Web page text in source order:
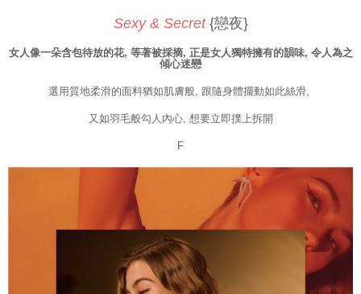
ロテクションズ（以下 AFTEE という）が提供し、AFTEEが代金を徴収し
の氏名、電話番号、受取人の氏名、電話番号、受取人住所を含むがこれに
限らない）は、AFTEEに渡され当サービスで必要な範囲内で利用されま
ームページの『個人情報の収集、処理及び利用に関する声明』をご参照く
ります。支払い期限を過ぎた場合、その金額に基づいて年利20%の遅延滞
納金が加算されます。未成年の利用者は、事前に法定代理人または後見人
の同意を得ればAFTEEをご利用いただけます。
個人情報の処理、利用について疑問がある、または関連する法律の権利を
行使したい場合は、ネットプロテクションズ
cs_tw@netprotections.co.jp
にご連絡ください。上記に示した個人情報を、必要な購入注文書とあわせ
てAFTEEにご提供いただく、またはAFTEEにあなたの個人情報の収集、処
理、利用を許可することににご同意いただけない場合は、当サービスを選
Sexy & Secret{戀夜}
女人像一朵含包待放的花, 等著被採摘, 正是女人獨特擁有的韻味, 令人為之
傾心迷戀
選用質地柔滑的面料猶如肌膚般, 跟隨身體擺動如此絲滑,
又如羽毛般勾人內心, 想要立即撲上拆開
F